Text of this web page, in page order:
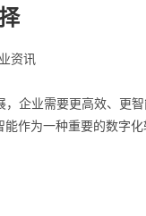
资讯
企业需要更高效、更
作为一种重要的数字